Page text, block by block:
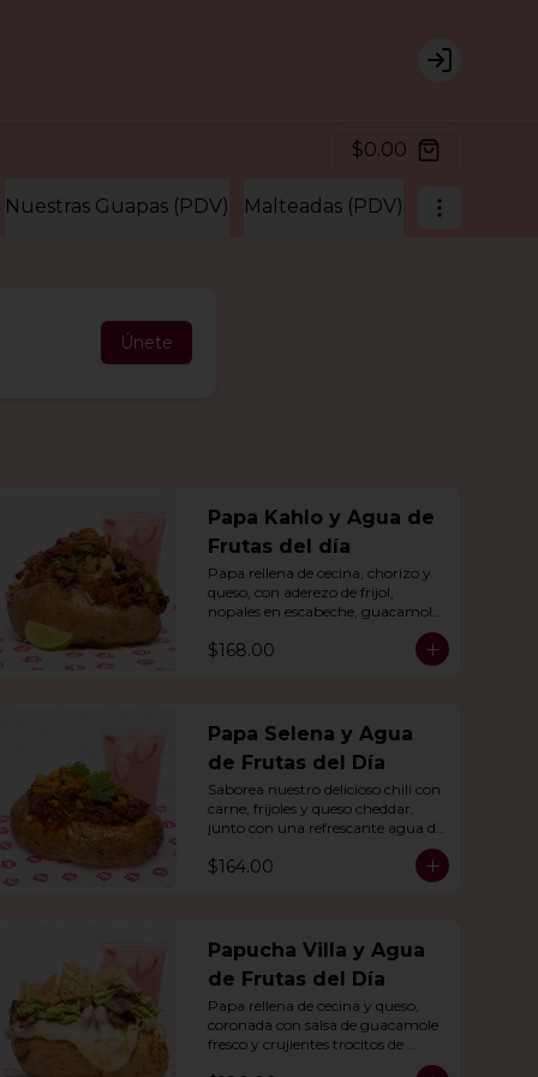
Login
$0.00
Nuestras Guapas (PDV) Malteadas (PDV)
Únete
Papa Kahlo y Agua de
Frutas del día
Papa rellena de cecina, chorizo y
queso, con aderezo de frijol,
nopales en escabeche, guacamole
maíz.
$168.00
Papa Selena y Agua
de Frutas del Día
Saborea nuestro delicioso chili con
carne, frijoles y queso cheddar,
junto con una refrescante agua de
$164.00
Papucha Villa y Agua
de Frutas del Día
Papa rellena de cecina y queso,
coronada con salsa de guacamole
fresco y crujientes trocitos de
chicharrón. Acompañada de una